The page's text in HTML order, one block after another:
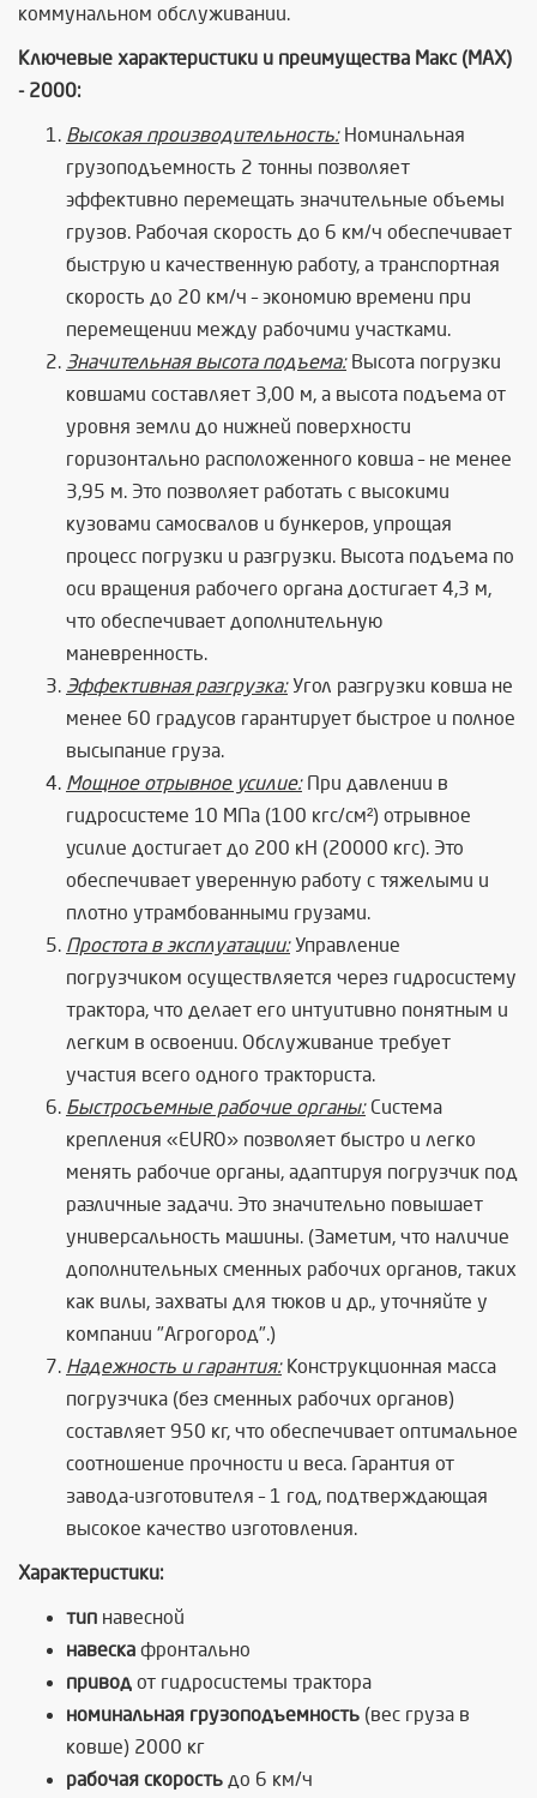
коммунальном обслуживании.
Ключевые характеристики и преимущества Макс (MAX)
- 2000:
Высокая производительность:Номинальная
грузоподъемность 2 тонны позволяет
эффективно перемещать значительные объемы
грузов. Рабочая скорость до 6 км/ч обеспечивает
быструю и качественную работу, а транспортная
скорость до 20 км/ч – экономию времени при
перемещении между рабочими участками.
Значительная высота подъема:Высота погрузки
ковшами составляет 3,00 м, а высота подъема от
уровня земли до нижней поверхности
горизонтально расположенного ковша – не менее
3,95 м. Это позволяет работать с высокими
кузовами самосвалов и бункеров, упрощая
процесс погрузки и разгрузки. Высота подъема по
оси вращения рабочего органа достигает 4,3 м,
что обеспечивает дополнительную
маневренность.
Эффективная разгрузка:Угол разгрузки ковша не
менее 60 градусов гарантирует быстрое и полное
высыпание груза.
Мощное отрывное усилие:При давлении в
гидросистеме 10 МПа (100 кгс/см²) отрывное
усилие достигает до 200 кН (20000 кгс). Это
обеспечивает уверенную работу с тяжелыми и
плотно утрамбованными грузами.
Простота в эксплуатации:Управление
погрузчиком осуществляется через гидросистему
трактора, что делает его интуитивно понятным и
легким в освоении. Обслуживание требует
участия всего одного тракториста.
Быстросъемные рабочие органы:Система
крепления «EURO» позволяет быстро и легко
менять рабочие органы, адаптируя погрузчик под
различные задачи. Это значительно повышает
универсальность машины. (Заметим, что наличие
дополнительных сменных рабочих органов, таких
как вилы, захваты для тюков и др., уточняйте у
компании "Агрогород".)
Надежность и гарантия:Конструкционная масса
погрузчика (без сменных рабочих органов)
составляет 950 кг, что обеспечивает оптимальное
соотношение прочности и веса. Гарантия от
завода-изготовителя – 1 год, подтверждающая
высокое качество изготовления.
Характеристики:
тип навесной
навеска фронтально
привод от гидросистемы трактора
номинальная грузоподъемность (вес груза в
ковше) 2000 кг
рабочая скорость до 6 км/ч